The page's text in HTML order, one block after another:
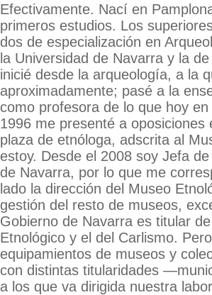
Efectivamente. Nací en
primeros estudios. Los
dos de especialización en
la Universidad de Navarra y la
inicié desde la arqueología, a la
aproximadamente; pasé a la
como profesora de lo que hoy
1996 me presenté a
plaza de etnóloga, adscrita al
estoy. Desde el 2008 soy Jefa
de Navarra, por lo que me
lado la dirección del Museo
gestión del resto de museos,
Gobierno de Navarra es titular
Etnológico y el del Carlismo.
equipamientos de museos y
con distintas titularidades
a los que va dirigida nuestra